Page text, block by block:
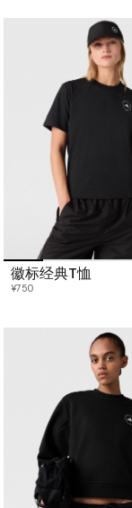
徽标经典T恤
¥750